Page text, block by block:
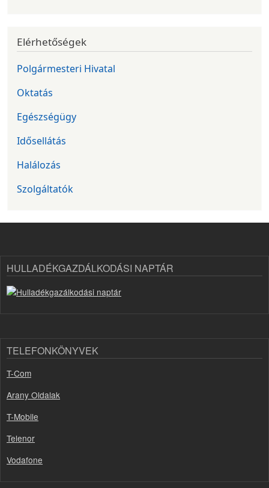
Elérhetőségek
Polgármesteri Hivatal
Oktatás
Egészségügy
Idősellátás
Halálozás
Szolgáltatók
HULLADÉKGAZDÁLKODÁSI NAPTÁR
TELEFONKÖNYVEK
T-Com
Arany Oldalak
T-Mobile
Telenor
Vodafone